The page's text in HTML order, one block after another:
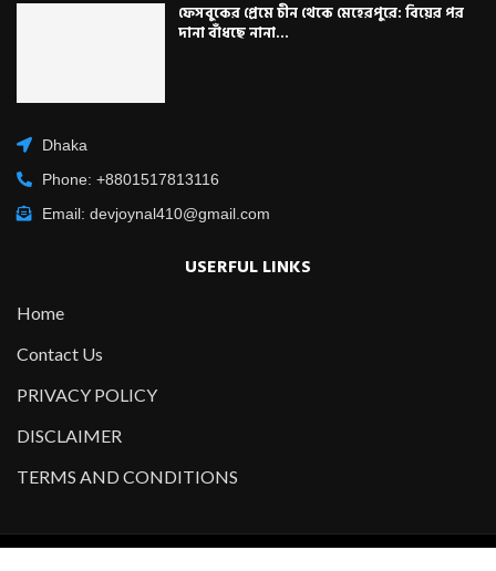
ফেসবুকের প্রেমে চীন থেকে মেহেরপুরে: বিয়ের পর
দানা বাঁধছে নানা...
Dhaka
Phone: +8801517813116
Email: devjoynal410@gmail.com
USERFUL LINKS
Home
Contact Us
PRIVACY POLICY
DISCLAIMER
TERMS AND CONDITIONS